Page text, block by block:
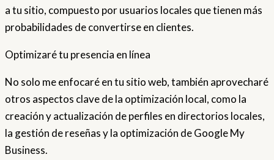
a tu sitio, compuesto por usuarios locales que tienen más
probabilidades de convertirse en clientes.
Optimizaré tu presencia en línea
No solo me enfocaré en tu sitio web, también aprovecharé
otros aspectos clave de la optimización local, como la
creación y actualización de perfiles en directorios locales,
la gestión de reseñas y la optimización de Google My
Business.